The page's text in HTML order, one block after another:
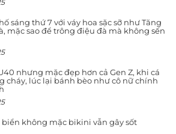
sáng thứ 7 với váy hoa sặc sỡ như Tăng
mặc sao để trông điệu đà mà không sến
nhưng mặc đẹp hơn cả Gen Z, khi cá
cháy, lúc lại bánh bèo như cô nữ chính
biển không mặc bikini vẫn gây sốt